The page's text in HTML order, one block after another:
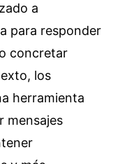
a
para responder
concretar
los
herramienta
mensajes